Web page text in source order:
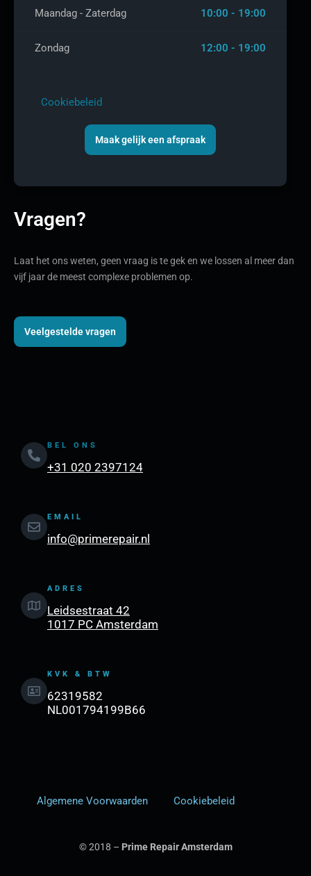
Maandag - Zaterdag 10:00 - 19:00
Zondag 12:00 - 19:00
Cookiebeleid
Maak gelijk een afspraak
Vragen?
Laat het ons weten, geen vraag is te gek en we lossen al meer dan
vijf jaar de meest complexe problemen op.
Veelgestelde vragen
BEL ONS
+31 020 2397124
EMAIL
info@primerepair.nl
ADRES
Leidsestraat 42
1017 PC Amsterdam
KVK & BTW
62319582
NL001794199B66
Algemene Voorwaarden Cookiebeleid
© 2018 – Prime Repair Amsterdam